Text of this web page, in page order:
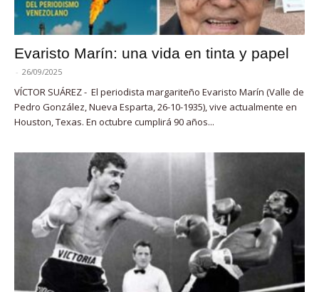
Evaristo Marín: una vida en tinta y papel
- 26/09/2025
VÍCTOR SUÁREZ - El periodista margariteño Evaristo Marín (Valle de
Pedro González, Nueva Esparta, 26-10-1935), vive actualmente en
Houston, Texas. En octubre cumplirá 90 años...